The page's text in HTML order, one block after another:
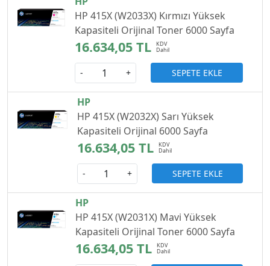
HP 415X (W2033X) Kırmızı Yüksek
Kapasiteli Orijinal Toner 6000 Sayfa
16.634,05 TL
- + SEPETE EKLE
HP
HP 415X (W2032X) Sarı Yüksek
Kapasiteli Orijinal 6000 Sayfa
16.634,05 TL
- + SEPETE EKLE
HP
HP 415X (W2031X) Mavi Yüksek
Kapasiteli Orijinal Toner 6000 Sayfa
16.634,05 TL